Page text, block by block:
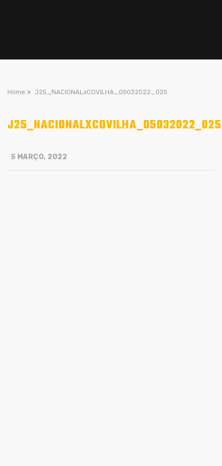
Home > J25_NACIONALxCOVILHA_05032022_025
J25_NACIONALXCOVILHA_05032022_025
5 MARÇO, 2022